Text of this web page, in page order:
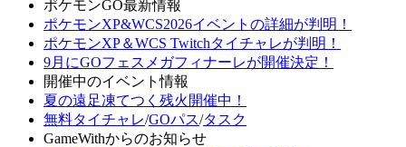
ポケモンGO最新情報
ポケモンXP&WCS2026イベントの詳細が判明！
ポケモンXP＆WCS Twitchタイチャレが判明！
9月にGOフェスメガフィナーレが開催決定！
開催中のイベント情報
夏の遠足凍てつく残火開催中！
無料タイチャレ/GOパス/タスク
GameWithからのお知らせ